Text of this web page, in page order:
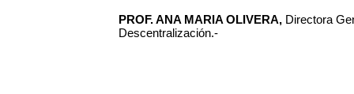
PROF. ANA MARIA OLIVERA, Directora
Descentralización.-